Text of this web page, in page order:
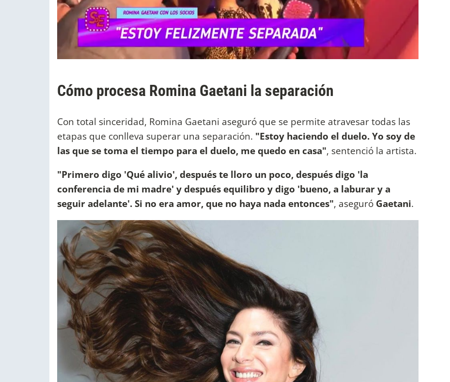
Cómo procesa Romina Gaetani la separación
Con total sinceridad, Romina Gaetani aseguró que se permite atravesar todas las
etapas que conlleva superar una separación. "Estoy haciendo el duelo. Yo soy de
las que se toma el tiempo para el duelo, me quedo en casa", sentenció la artista.
"Primero digo 'Qué alivio', después te lloro un poco, después digo 'la
conferencia de mi madre' y después equilibro y digo 'bueno, a laburar y a
seguir adelante'. Si no era amor, que no haya nada entonces", aseguró Gaetani.